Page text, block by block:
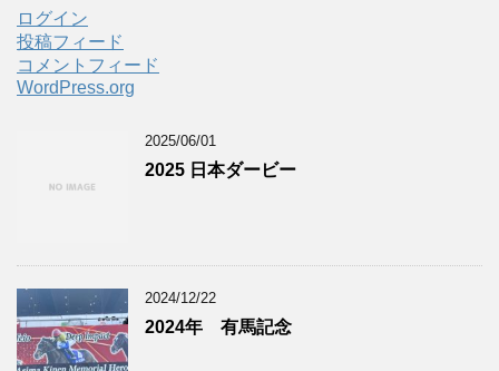
ログイン
投稿フィード
コメントフィード
WordPress.org
2025/06/01
2025 日本ダービー
2024/12/22
2024年 有馬記念